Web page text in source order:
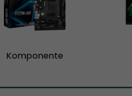
Komponente